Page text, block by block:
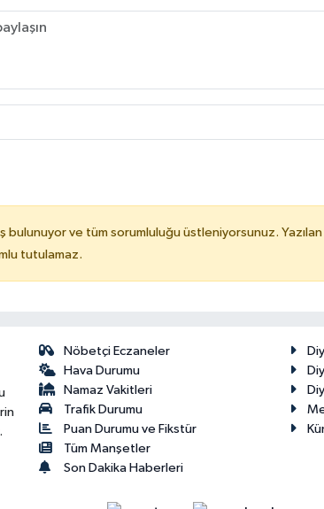
bulunuyor ve tüm sorumluluğu üstleniyorsunuz. Yazılan
tutulamaz.
Nöbetçi Eczaneler
Hava Durumu
Namaz Vakitleri
Trafik Durumu
Puan Durumu ve Fikstür
Tüm Manşetler
Son Dakika Haberleri